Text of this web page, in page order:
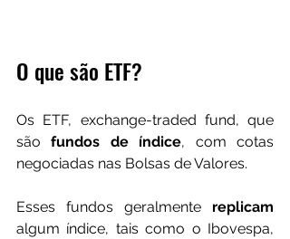
O que são ETF?
Os ETF, exchange-traded fund, que
são fundos de índice, com cotas
negociadas nas Bolsas de Valores.
Esses fundos geralmente
algum índice, tais como o Ibovespa,